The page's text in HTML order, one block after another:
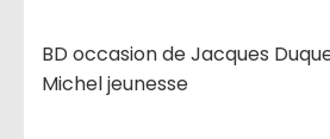
BD occasion de Jacques
Michel jeunesse